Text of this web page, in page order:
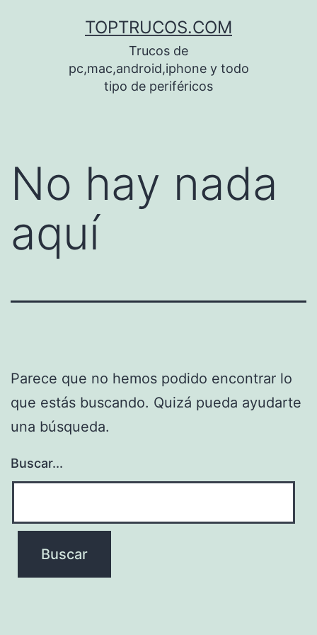
TOPTRUCOS.COM
Trucos de
pc,mac,android,iphone y todo
tipo de periféricos
No hay nada
aquí
Parece que no hemos podido encontrar lo
que estás buscando. Quizá pueda ayudarte
una búsqueda.
Buscar...